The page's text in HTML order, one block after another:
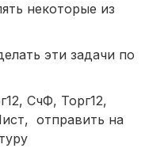
некоторые из
эти задачи по
СчФ, Торг12,
отправить на